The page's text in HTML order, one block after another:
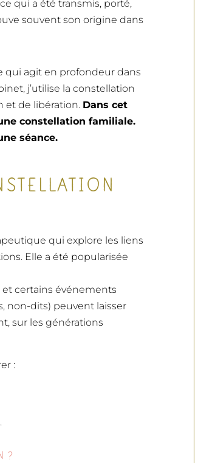
qui a été transmis, porté,
souvent son origine dans
qui agit en profondeur dans
j’utilise la constellation
et de libération. Dans cet
constellation familiale.
séance.
qui explore les liens
Elle a été popularisée
et certains événements
non-dits) peuvent laisser
sur les générations
:
?